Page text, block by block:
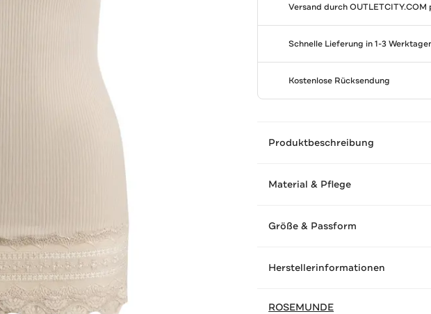
Versand durchOUTLETCITY.COM
Schnelle Lieferung in 1-3
Kostenlose Rücksendung
Produktbeschreibung
Material & Pflege
Größe & Passform
Herstellerinformationen
ROSEMUNDE